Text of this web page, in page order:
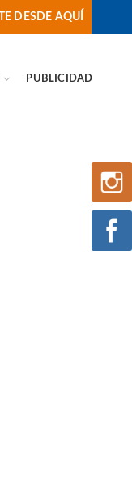
DESDE AQUÍ
PUBLICIDAD